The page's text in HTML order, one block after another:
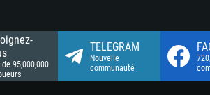
de 95,000,000
TELEGRAM
Nouvelle
communauté